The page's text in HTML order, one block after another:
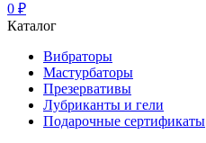
0 ₽
Каталог
Вибраторы
Мастурбаторы
Презервативы
Лубриканты и гели
Подарочные сертификаты